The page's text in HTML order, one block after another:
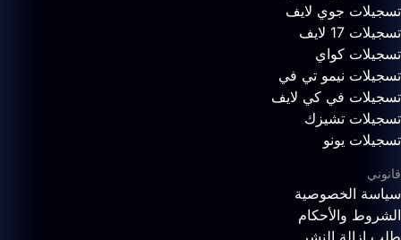
تسجيلات جوي لايف
تسجيلات 17 لايف
تسجيلات كواي
تسجيلات نيمو تي في
تسجيلات في كي لايف
تسجيلات تشيزك
تسجيلات يونو
قانوني
سياسة الخصوصية
الشروط والأحكام